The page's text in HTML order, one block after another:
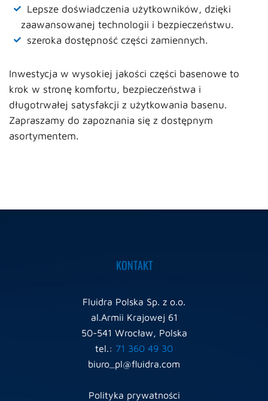
Lepsze doświadczenia użytkowników, dzięki
zaawansowanej technologii i bezpieczeństwu.
szeroka dostępność części zamiennych.
Inwestycja w wysokiej jakości części basenowe to
krok w stronę komfortu, bezpieczeństwa i
długotrwałej satysfakcji z użytkowania basenu.
Zapraszamy do zapoznania się z dostępnym
asortymentem.
KONTAKT
Fluidra Polska Sp. z o.o.
al.Armii Krajowej 61
50-541 Wrocław, Polska
tel.: 71 360 49 30
biuro_pl@fluidra.com
Polityka prywatności